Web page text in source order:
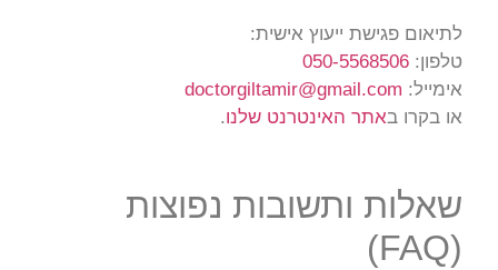
לתיאום פגישת ייעוץ אישית:
טלפון:050-5568506
אימייל: doctorgiltamir@gmail.com
או בקרו באתר האינטרנט שלנו.
שאלות ותשובות נפוצות
(FAQ)